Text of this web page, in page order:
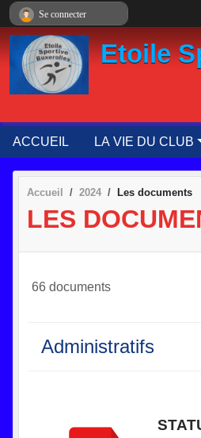
Etoile
ACCUEIL LA VIE DU CLUB
Accueil 2024 Les documents
LES
66 documents
Administratifs
Se connecter
Panneau de gestion des cookies